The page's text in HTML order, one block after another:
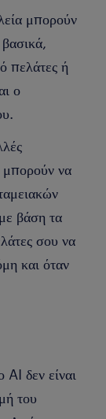
μπορούν
πελάτες ή
ο
να
βάση τα
σου να
και όταν
δεν είναι
του